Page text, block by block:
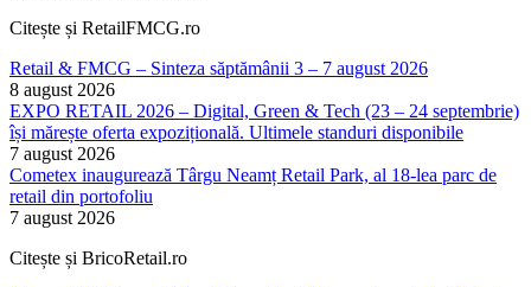
Citește și RetailFMCG.ro
Retail & FMCG – Sinteza săptămânii 3 – 7 august 2026
8 august 2026
EXPO RETAIL 2026 – Digital, Green & Tech (23 – 24 septembrie)
își mărește oferta expozițională. Ultimele standuri disponibile
7 august 2026
Cometex inaugurează Târgu Neamț Retail Park, al 18-lea parc de
retail din portofoliu
7 august 2026
Citește și BricoRetail.ro